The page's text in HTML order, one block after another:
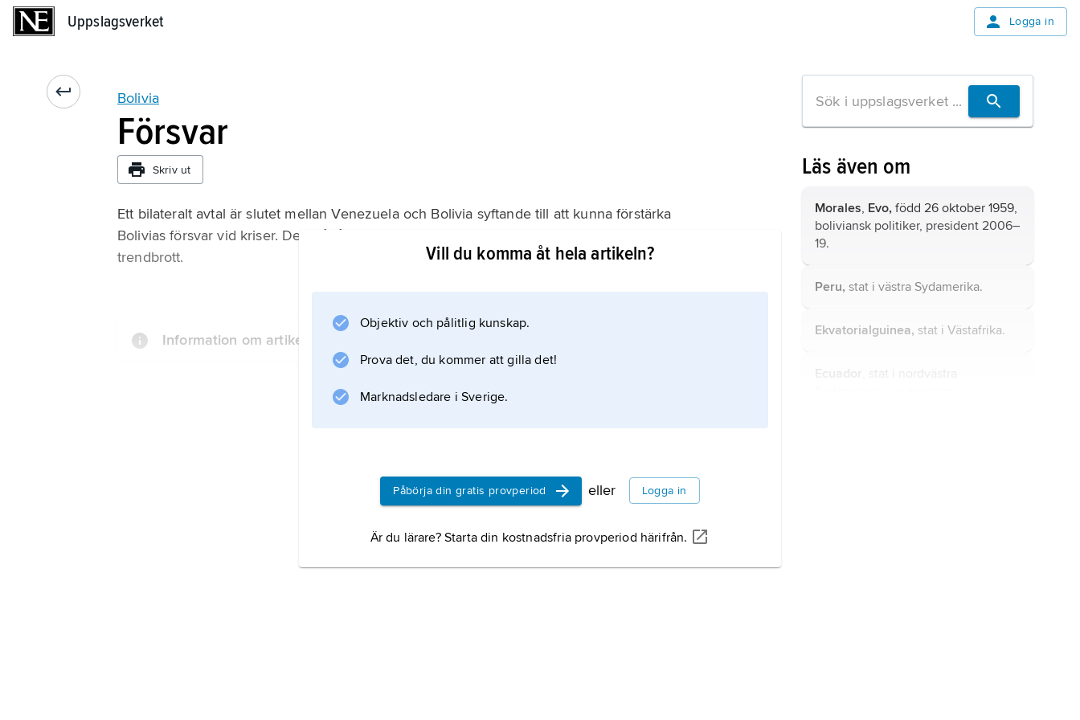
Uppslagsverket Logga in
Bolivia
Försvar
Skriv ut
Ett bilateralt avtal är slutet mellan Venezuela och Bolivia syftande till att kunna förstärka
Bolivias försvar vid kriser. Den pågående omorienteringen mot Venezuela innebär ett
trendbrott.
Information om artikeln
Vill du komma åt hela artikeln?
Objektiv och pålitlig kunskap.
Prova det, du kommer att gilla det!
Marknadsledare i Sverige.
Påbörja din gratis provperiod eller Logga in
Är du lärare? Starta din kostnadsfria provperiod härifrån.
Läs även om
Morales, Evo, född 26 oktober 1959,
boliviansk politiker, president 2006–
19.
Peru, stat i västra Sydamerika.
Ekvatorialguinea, stat i Västafrika.
Ecuador
, stat i nordvästra